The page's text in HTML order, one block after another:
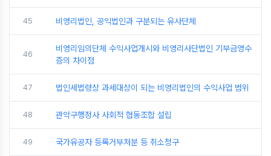
45 비영리법인, 공익법인과 구분되는 유사단체
46
비영리임의단체 수익사업개시와 비영리사단법인 기부금영수
증의 차이점
47 법인세법령상 과세대상이 되는 비영리법인의 수익사업 범위
48 관악구행정사 사회적 협동조합 설립
49 국가유공자 등록거부처분 등 취소청구